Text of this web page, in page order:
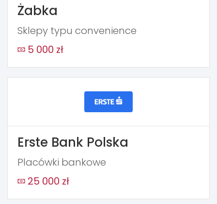
Żabka
Sklepy typu convenience
5 000 zł
Erste Bank Polska
Placówki bankowe
25 000 zł